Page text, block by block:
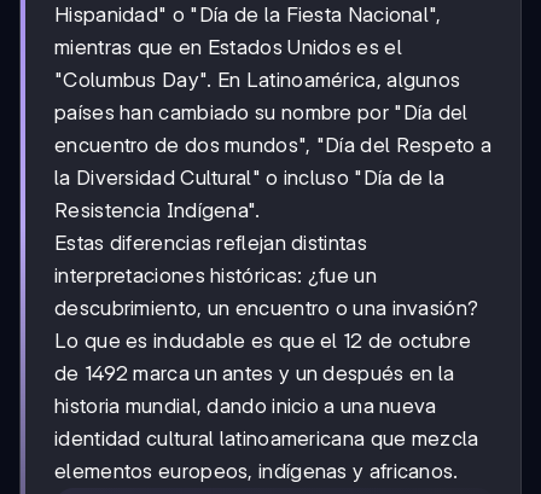
Hispanidad" o "Día de la Fiesta Nacional",
mientras que en Estados Unidos es el
"Columbus Day". En Latinoamérica, algunos
países han cambiado su nombre por "Día del
encuentro de dos mundos", "Día del Respeto a
la Diversidad Cultural" o incluso "Día de la
Resistencia Indígena".
Estas diferencias reflejan distintas
interpretaciones históricas: ¿fue un
descubrimiento, un encuentro o una invasión?
Lo que es indudable es que el 12 de octubre
de 1492 marca un antes y un después en la
historia mundial, dando inicio a una nueva
identidad cultural latinoamericana que mezcla
elementos europeos, indígenas y africanos.